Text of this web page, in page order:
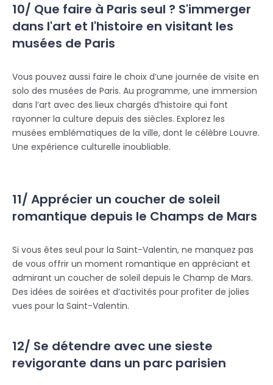
10/ Que faire à Paris seul ? S'immerger
dans l'art et l'histoire en visitant les
musées de Paris
Vous pouvez aussi faire le choix d’une journée de visite en
solo des musées de Paris. Au programme, une immersion
dans l’art avec des lieux chargés d’histoire qui font
rayonner la culture depuis des siècles. Explorez les
musées emblématiques de la ville, dont le célèbre Louvre.
Une expérience culturelle inoubliable.
11/ Apprécier un coucher de soleil
romantique depuis le Champs de Mars
Si vous êtes seul pour la Saint-Valentin, ne manquez pas
de vous offrir un moment romantique en appréciant et
admirant un coucher de soleil depuis le Champ de Mars.
Des idées de soirées et d’activités pour profiter de jolies
vues pour la Saint-Valentin.
12/ Se détendre avec une sieste
revigorante dans un parc parisien